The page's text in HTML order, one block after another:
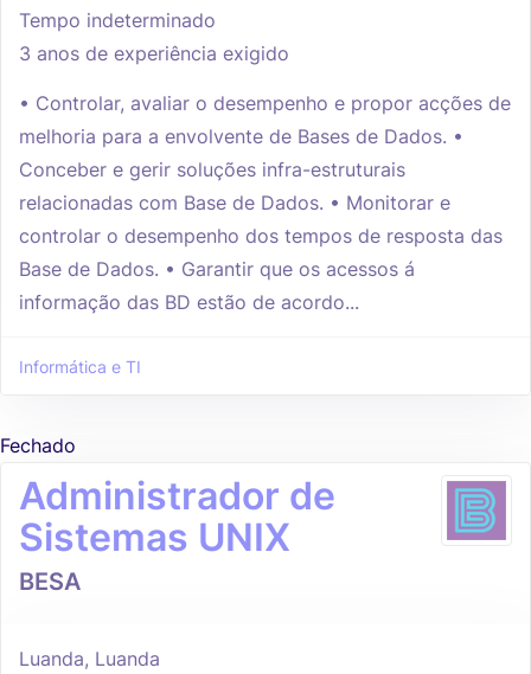
Tempo indeterminado
3 anos de experiência exigido
• Controlar, avaliar o desempenho e propor acções de
melhoria para a envolvente de Bases de Dados. •
Conceber e gerir soluções infra-estruturais
relacionadas com Base de Dados. • Monitorar e
controlar o desempenho dos tempos de resposta das
Base de Dados. • Garantir que os acessos á
informação das BD estão de acordo...
Informática e TI
Fechado
Administrador de
Sistemas UNIX
BESA
Luanda, Luanda